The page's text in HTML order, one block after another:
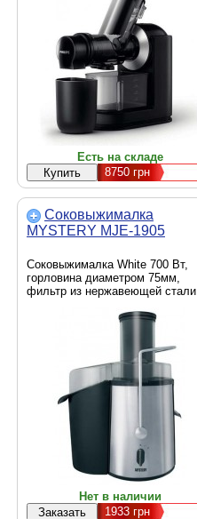
Есть на складе
8750 грн
Соковыжималка
MYSTERY MJE-1905
Соковыжималка White 700 Вт,
горловина диаметром 75мм,
фильтр из нержавеющей
Нет в наличии
1933 грн